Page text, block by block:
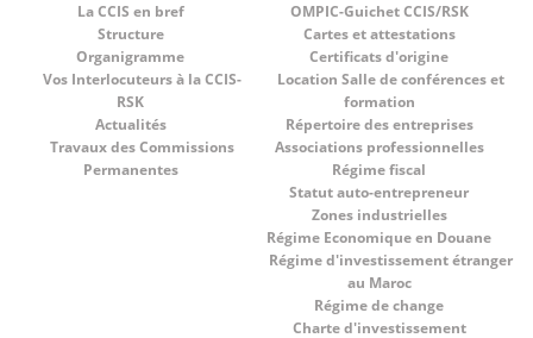
La CCIS en bref
Structure
Organigramme
Vos Interlocuteurs à la CCIS-
RSK
Actualités
Travaux des Commissions
Permanentes
OMPIC-Guichet CCIS/RSK
Cartes et attestations
Certificats d'origine
Location Salle de conférences et
formation
Répertoire des entreprises
Associations professionnelles
Régime fiscal
Statut auto-entrepreneur
Zones industrielles
Régime Economique en Douane
Régime d'investissement étranger
au Maroc
Régime de change
Charte d'investissement